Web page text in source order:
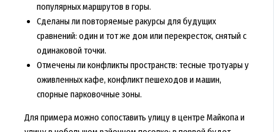
популярных маршрутов в горы.
Сделаны ли повторяемые ракурсы для будущих
сравнений: один и тот же дом или перекресток, снятый с
одинаковой точки.
Отмечены ли конфликты пространств: тесные тротуары у
оживленных кафе, конфликт пешеходов и машин,
спорные парковочные зоны.
Для примера можно сопоставить улицу в центре Майкопа и